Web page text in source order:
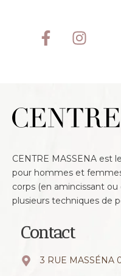
CENTRE MASSENA est
pour hommes et
corps (en amincissant
plusieurs techniques de
Contact
3 RUE MASSÉNA